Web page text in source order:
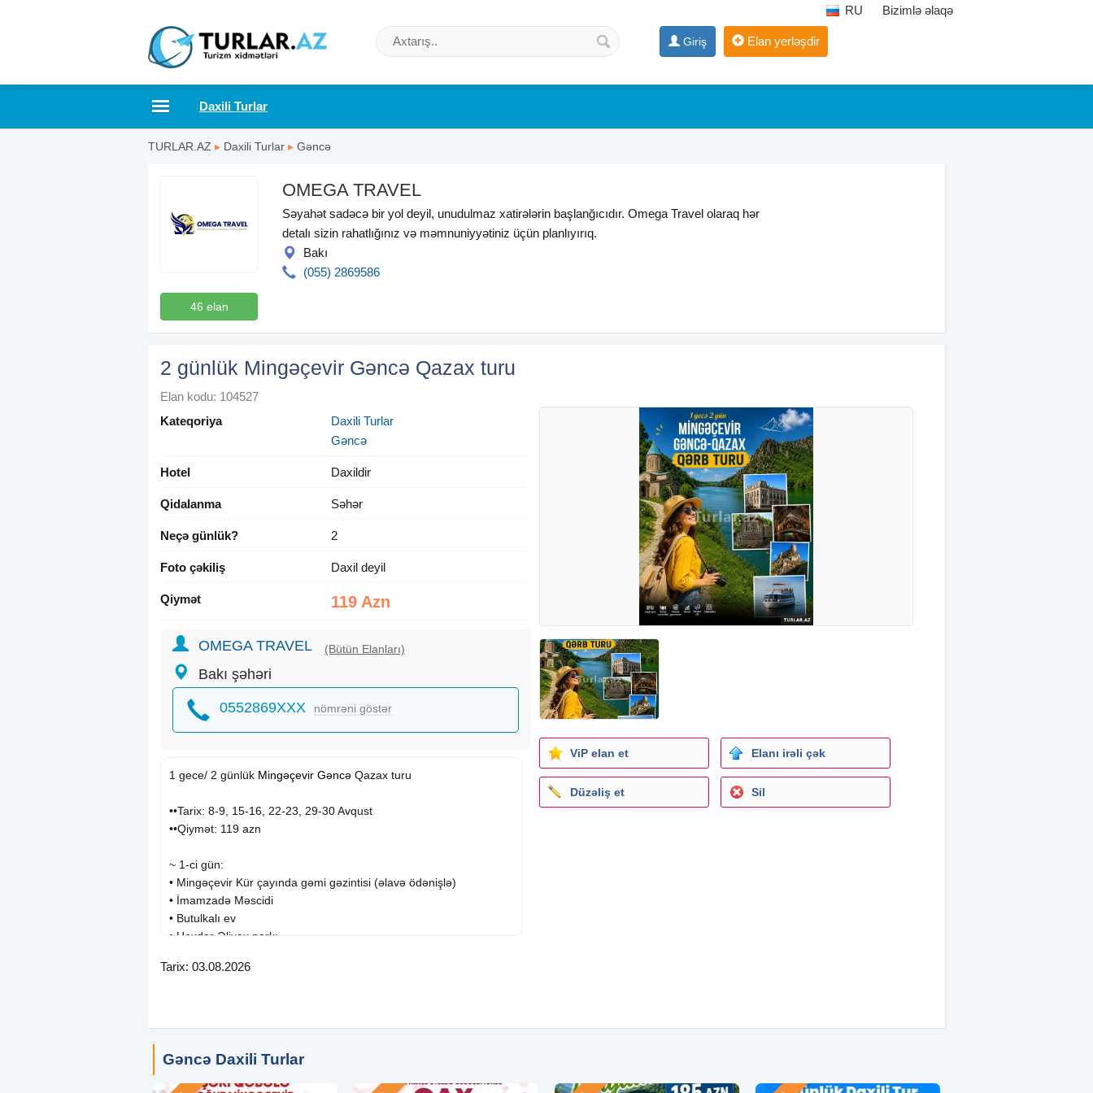
RU Bizimlə əlaqə
Giriş Elan yerləşdir
Daxili Turlar
TURLAR.AZ ▸ Daxili Turlar ▸ Gəncə
46 elan
OMEGA TRAVEL
Səyahət sadəcə bir yol deyil, unudulmaz xatirələrin başlanğıcıdır. Omega Travel olaraq hər
detalı sizin rahatlığınız və məmnuniyyətiniz üçün planlıyırıq.
Bakı
(055) 2869586
2 günlük Mingəçevir Gəncə Qazax turu
Elan kodu: 104527
Kateqoriya
Daxili Turlar
Gəncə
Hotel Daxildir
Qidalanma Səhər
Neçə günlük? 2
Foto çəkiliş Daxil deyil
Qiymət 119 Azn
OMEGA TRAVEL (Bütün Elanları)
Bakı şəhəri
0552869XXX nömrəni göstər
1 gece/ 2 günlük Mingəçevir Gəncə Qazax turu
••Tarix: 8-9, 15-16, 22-23, 29-30 Avqust
••Qiymət: 119 azn
~ 1-ci gün:
• Mingəçevir Kür çayında gəmi gəzintisi (əlavə ödənişlə)
• İmamzadə Məscidi
• Butulkalı ev
• Heydər Əliyev parkı
~ 2-ci gün:
• İsrafil Ağa məscidi Səməd Vurğun Poeziya Evi M.P. Vaqif və M.V.
Tarix: 03.08.2026
ViP elan et Elanı irəli çək
Düzəliş et Sil
Gəncə Daxili Turlar